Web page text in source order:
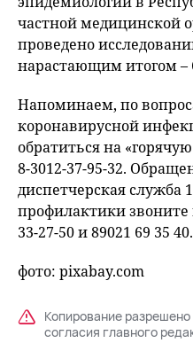
частной медицинской
проведено
нарастающим итогом –
Напоминаем, по
коронавирусной
обратиться на
8-3012-37-95-32.
диспетчерская служба
профилактики звоните
33-27-50 и 89021 69 35 40.
фото: pixabay.com
Копирование
согласия главного